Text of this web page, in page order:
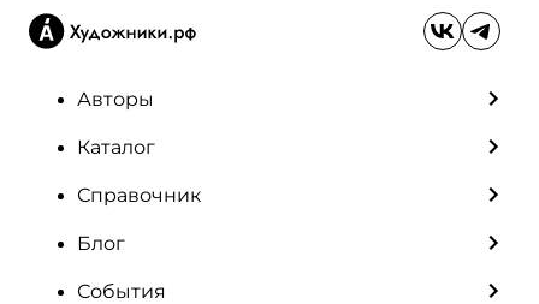
Авторы
Каталог
Справочник
Блог
События